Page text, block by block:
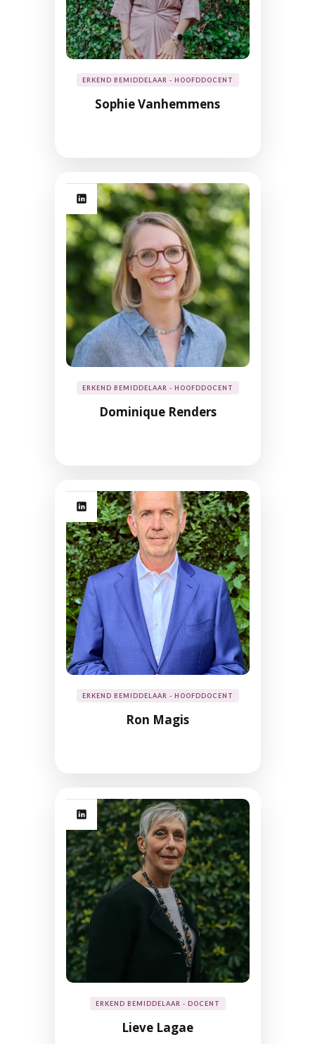
ERKEND BEMIDDELAAR - HOOFDDOCENT
Sophie Vanhemmens
ERKEND BEMIDDELAAR - HOOFDDOCENT
Dominique Renders
ERKEND BEMIDDELAAR - HOOFDDOCENT
Ron Magis
ERKEND BEMIDDELAAR - DOCENT
Lieve Lagae